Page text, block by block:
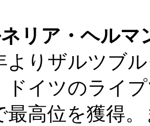
リア・ヘルマ
りザルツブ
ドイツのライ
最高位を獲得